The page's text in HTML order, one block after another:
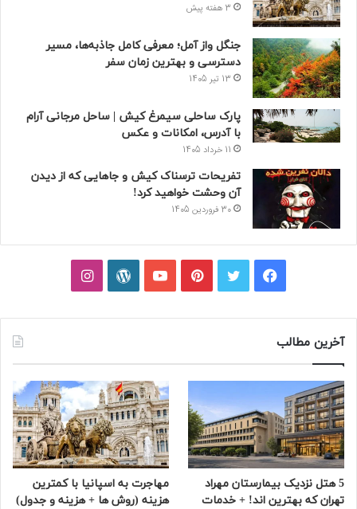
3 هفته پیش
جنگل واز آمل؛ معرفی کامل جاذبه‌ها، مسیر
دسترسی و بهترین زمان سفر
13 تیر 1405
پارک ساحلی سیمرغ کیش | ساحل مرجانی آرام
با آدرس، امکانات و عکس
11 خرداد 1405
تفریحات ترسناک کیش و جاهایی که از دیدن
آن وحشت خواهید کرد!
30 فروردین 1405
فیسبوکتوییترپینتریستیوتیوبوردپرساینستاگرام
آخرین مطالب
5 هتل نزدیک بیمارستان مهراد
تهران که بهترین‌ اند! + خدمات
مهاجرت به اسپانیا با کمترین
هزینه (روش ها + هزینه و جدول)